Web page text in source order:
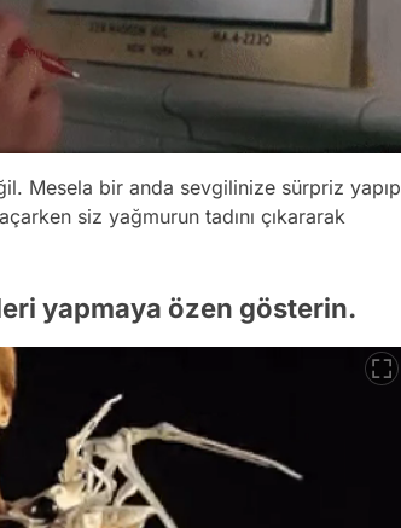
Mesela bir anda sevgilinize sürpriz yapıp
siz yağmurun tadını çıkararak
yapmaya özen gösterin.